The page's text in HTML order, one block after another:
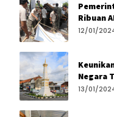
Ribuan
12/01/
Negara
13/01/